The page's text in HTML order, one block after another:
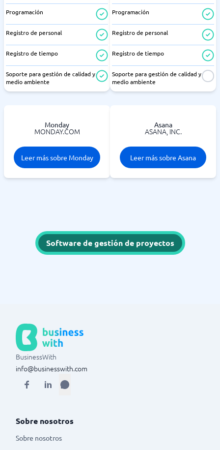
Programación
Registro de personal
Registro de tiempo
Soporte para gestión de calidad y
medio ambiente
Programación
Registro de personal
Registro de tiempo
Soporte para gestión de calidad y
medio ambiente
Monday
MONDAY.COM
Leer más sobre Monday
Asana
ASANA, INC.
Leer más sobre Asana
Software de gestión de proyectos
BusinessWith
info@businesswith.com
Sobre nosotros
Sobre nosotros